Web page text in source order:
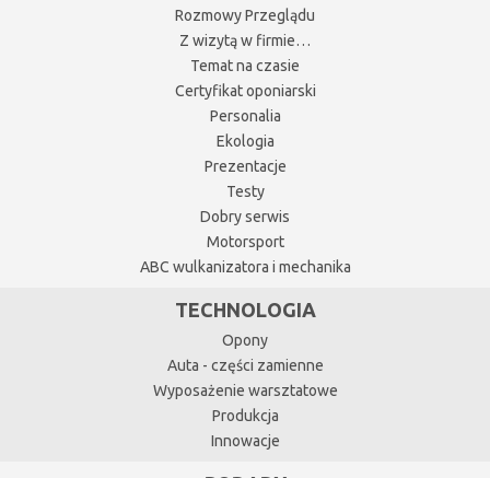
Rozmowy Przeglądu
Z wizytą w firmie…
Temat na czasie
Certyfikat oponiarski
Personalia
Ekologia
Prezentacje
Testy
Dobry serwis
Motorsport
ABC wulkanizatora i mechanika
TECHNOLOGIA
Opony
Auta - części zamienne
Wyposażenie warsztatowe
Produkcja
Innowacje